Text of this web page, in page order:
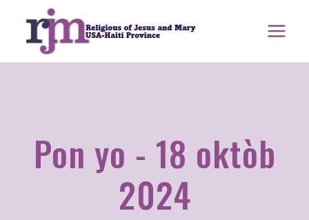
kontni
Pon yo - 18 oktòb
2024